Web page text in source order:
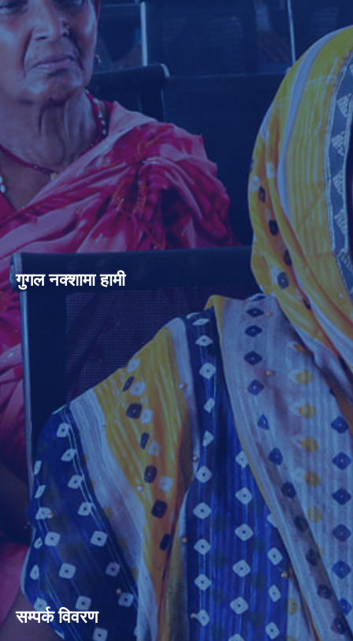
गुगल नक्शामा हामी
सम्पर्क विवरण